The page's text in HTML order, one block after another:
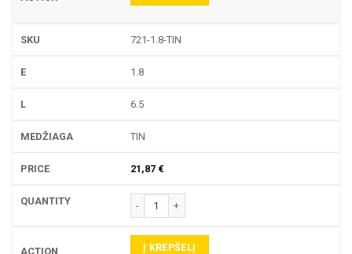
721-1.8-TIN
1.8
6.5
TIN
21,87 €
produkto kiekis: 721 TEKINIMO PLOKŠTELĖ
Į KREPŠELĮ